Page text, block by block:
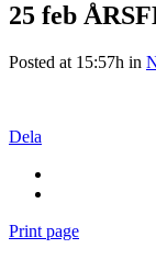
25 feb
Posted at 15:57h in
Dela
Print page